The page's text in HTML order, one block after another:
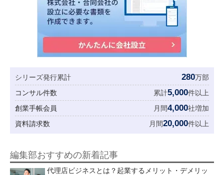
シリーズ発行累計 280万部
コンサル件数
累計5,000件以上
創業手帳会員
月間4,000社増加
資料請求数
月間20,000件以上
編集部おすすめの新着記事
代理店ビジネスとは？起業するメリット・デメリッ